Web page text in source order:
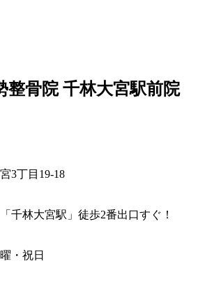
整骨院 千林大宮駅前院
3丁目19-18
千林大宮駅」徒歩2番出口すぐ！
・祝日